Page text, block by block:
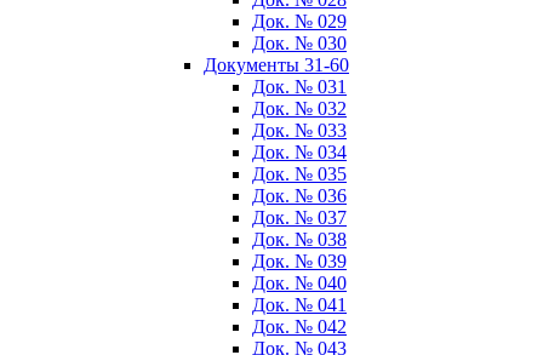
Док. № 029
Док. № 030
Документы 31-60
Док. № 031
Док. № 032
Док. № 033
Док. № 034
Док. № 035
Док. № 036
Док. № 037
Док. № 038
Док. № 039
Док. № 040
Док. № 041
Док. № 042
Док. № 043